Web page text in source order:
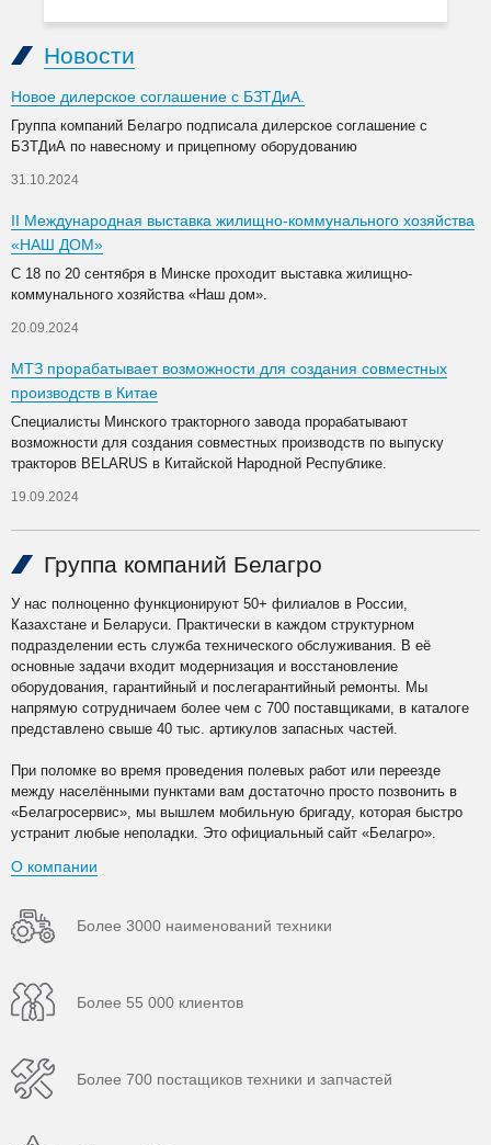
Новости
Новое дилерское соглашение с БЗТДиА.
Группа компаний Белагро подписала дилерское соглашение с
БЗТДиА по навесному и прицепному оборудованию
31.10.2024
II Международная выставка жилищно-коммунального хозяйства
«НАШ ДОМ»
С 18 по 20 сентября в Минске проходит выставка жилищно-
коммунального хозяйства «Наш дом».
20.09.2024
МТЗ прорабатывает возможности для создания совместных
производств в Китае
Специалисты Минского тракторного завода прорабатывают
возможности для создания совместных производств по выпуску
тракторов BELARUS в Китайской Народной Республике.
19.09.2024
Группа компаний Белагро
У нас полноценно функционируют 50+ филиалов в России,
Казахстане и Беларуси. Практически в каждом структурном
подразделении есть служба технического обслуживания. В её
основные задачи входит модернизация и восстановление
оборудования, гарантийный и послегарантийный ремонты. Мы
напрямую сотрудничаем более чем с 700 поставщиками, в каталоге
представлено свыше 40 тыс. артикулов запасных частей.
При поломке во время проведения полевых работ или переезде
между населёнными пунктами вам достаточно просто позвонить в
«Белагросервис», мы вышлем мобильную бригаду, которая быстро
устранит любые неполадки. Это официальный сайт «Белагро».
О компании
Более 3000 наименований техники
Более 55 000 клиентов
Более 700 постащиков техники и запчастей